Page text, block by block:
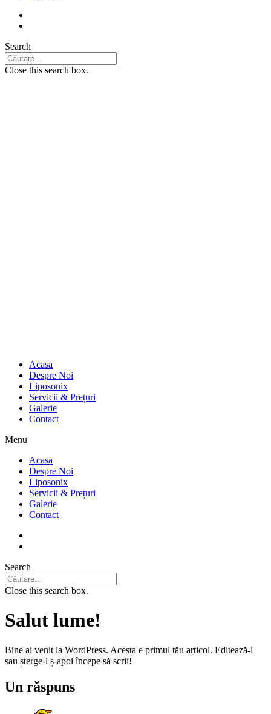
Search
Close this search box.
Acasa
Despre Noi
Liposonix
Servicii & Prețuri
Galerie
Contact
Menu
Acasa
Despre Noi
Liposonix
Servicii & Prețuri
Galerie
Contact
Search
Close this search box.
Salut lume!
Bine ai venit la WordPress. Acesta e primul tău articol. Editează-l
sau șterge-l ș-apoi începe să scrii!
Un răspuns